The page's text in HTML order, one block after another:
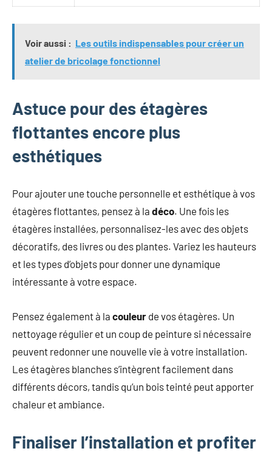
Voir aussi : Les outils indispensables pour créer un
atelier de bricolage fonctionnel
Astuce pour des étagères
flottantes encore plus
esthétiques
Pour ajouter une touche personnelle et esthétique à vos
étagères flottantes, pensez à la déco. Une fois les
étagères installées, personnalisez-les avec des objets
décoratifs, des livres ou des plantes. Variez les hauteurs
et les types d’objets pour donner une dynamique
intéressante à votre espace.
Pensez également à la couleur de vos étagères. Un
nettoyage régulier et un coup de peinture si nécessaire
peuvent redonner une nouvelle vie à votre installation.
Les étagères blanches s’intègrent facilement dans
différents décors, tandis qu’un bois teinté peut apporter
chaleur et ambiance.
Finaliser l’installation et profiter